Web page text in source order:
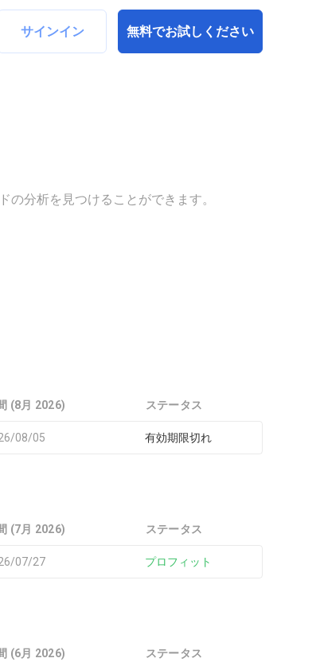
サインイン 無料でお試しください
分析を見つけることができます。
(8月 2026) ステータス
08/05 有効期限切れ
(7月 2026) ステータス
07/27 プロフィット
(6月 2026) ステータス